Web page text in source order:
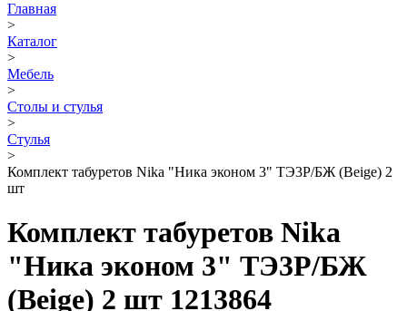
Главная
>
Каталог
>
Мебель
>
Столы и стулья
>
Стулья
>
Комплект табуретов Nika "Ника эконом 3" ТЭ3Р/БЖ (Beige) 2
шт
Комплект табуретов Nika
"Ника эконом 3" ТЭ3Р/БЖ
(Beige) 2 шт 1213864